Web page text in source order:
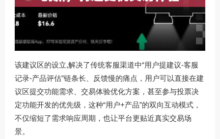
该建议区的设立,解决了传统客服渠道中“用户提建议-客服
记录-产品评估”链条长、反馈慢的痛点，用户可以直接在建
议区提交功能需求、交易体验优化方案，甚至参与投票决
定功能开发的优先级，这种“用户+产品”的双向互动模式，
不仅缩短了需求响应周期，也让平台更贴近真实交易场
景。